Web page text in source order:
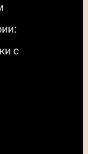
с